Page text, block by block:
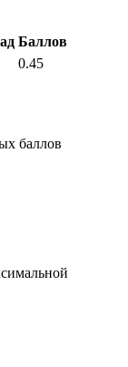
Баллов
0.45
баллов